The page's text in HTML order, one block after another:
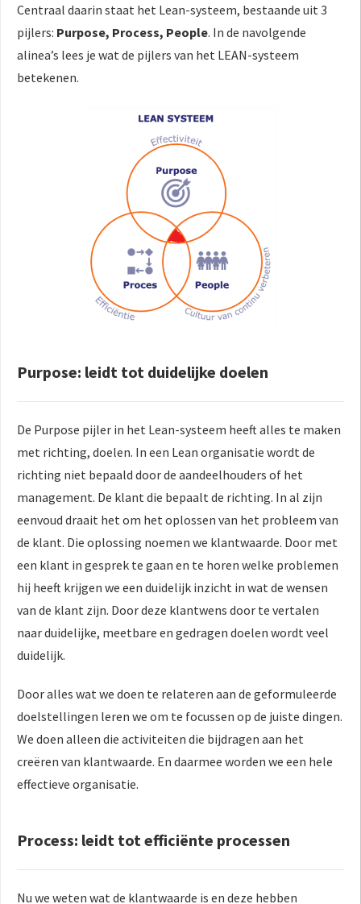
Centraal daarin staat het Lean-systeem, bestaande uit 3
pijlers: Purpose, Process, People. In de navolgende
alinea’s lees je wat de pijlers van het LEAN-systeem
betekenen.
Purpose: leidt tot duidelijke doelen
De Purpose pijler in het Lean-systeem heeft alles te maken
met richting, doelen. In een Lean organisatie wordt de
richting niet bepaald door de aandeelhouders of het
management. De klant die bepaalt de richting. In al zijn
eenvoud draait het om het oplossen van het probleem van
de klant. Die oplossing noemen we klantwaarde. Door met
een klant in gesprek te gaan en te horen welke problemen
hij heeft krijgen we een duidelijk inzicht in wat de wensen
van de klant zijn. Door deze klantwens door te vertalen
naar duidelijke, meetbare en gedragen doelen wordt veel
duidelijk.
Door alles wat we doen te relateren aan de geformuleerde
doelstellingen leren we om te focussen op de juiste dingen.
We doen alleen die activiteiten die bijdragen aan het
creëren van klantwaarde. En daarmee worden we een hele
effectieve organisatie.
Process: leidt tot efficiënte processen
Nu we weten wat de klantwaarde is en deze hebben